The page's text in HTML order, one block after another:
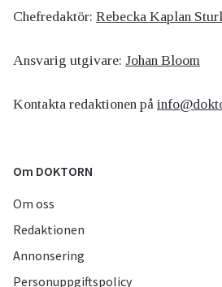
Chefredaktör: Rebecka Kaplan
Ansvarig utgivare: Johan Bloom
Kontakta redaktionen på
Om DOKTORN
Om oss
Redaktionen
Annonsering
Personuppgiftspolicy